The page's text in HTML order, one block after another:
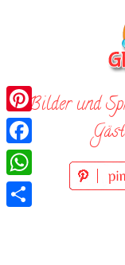
Bilder und
Pinterest
Facebook
WhatsApp